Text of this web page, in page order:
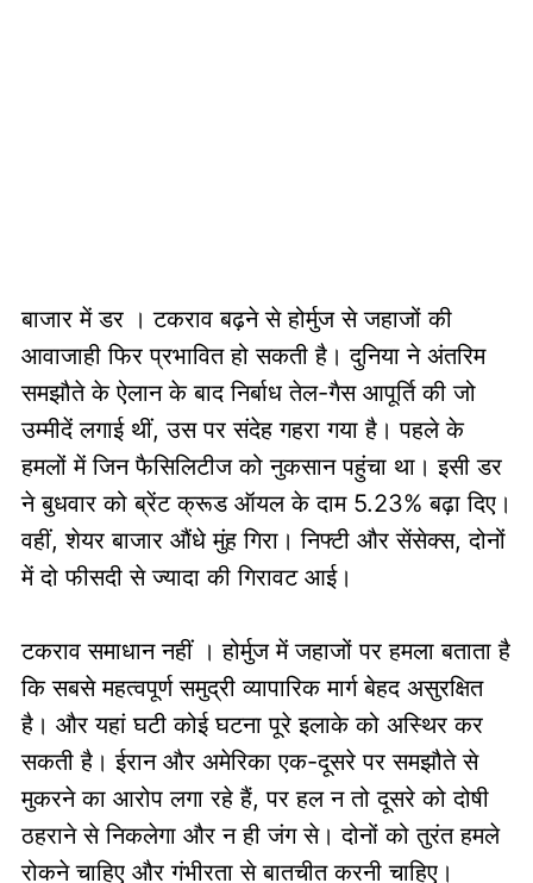
बाजार में डर । टकराव बढ़ने से होर्मुज से जहाजों की
आवाजाही फिर प्रभावित हो सकती है। दुनिया ने अंतरिम
समझौते के ऐलान के बाद निर्बाध तेल-गैस आपूर्ति की जो
उम्मीदें लगाई थीं, उस पर संदेह गहरा गया है। पहले के
हमलों में जिन फैसिलिटीज को नुकसान पहुंचा था। इसी डर
ने बुधवार को ब्रेंट क्रूड ऑयल के दाम 5.23% बढ़ा दिए।
वहीं, शेयर बाजार औंधे मुंह गिरा। निफ्टी और सेंसेक्स, दोनों
में दो फीसदी से ज्यादा की गिरावट आई।
टकराव समाधान नहीं । होर्मुज में जहाजों पर हमला बताता है
कि सबसे महत्वपूर्ण समुद्री व्यापारिक मार्ग बेहद असुरक्षित
है। और यहां घटी कोई घटना पूरे इलाके को अस्थिर कर
सकती है। ईरान और अमेरिका एक-दूसरे पर समझौते से
मुकरने का आरोप लगा रहे हैं, पर हल न तो दूसरे को दोषी
ठहराने से निकलेगा और न ही जंग से। दोनों को तुरंत हमले
रोकने चाहिए और गंभीरता से बातचीत करनी चाहिए।